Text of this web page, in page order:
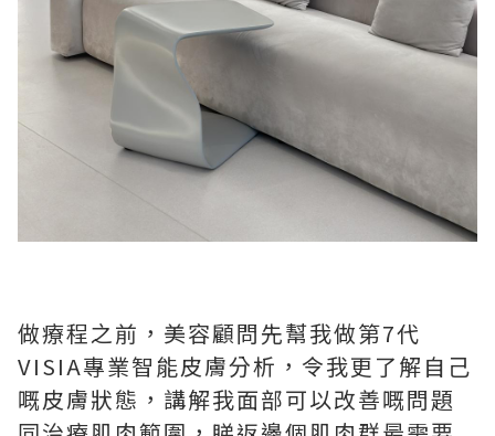
做療程之前，美容顧問先幫我做第7代
VISIA專業智能皮膚分析，令我更了解自己
嘅皮膚狀態，講解我面部可以改善嘅問題